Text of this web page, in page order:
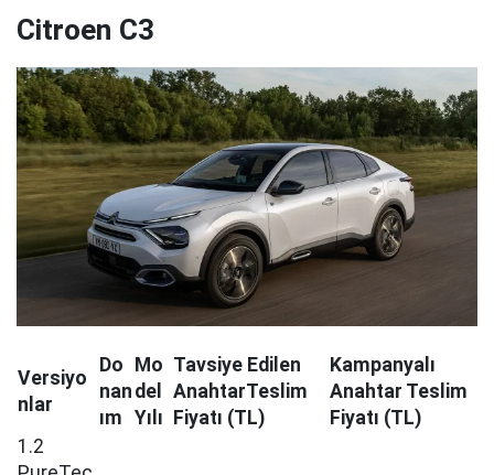
Citroen C3
Versiyo
nlar
Do
nan
ım
Mo
del
Yılı
Tavsiye Edilen
AnahtarTeslim
Fiyatı (TL)
Kampanyalı
Anahtar Teslim
Fiyatı (TL)
1.2